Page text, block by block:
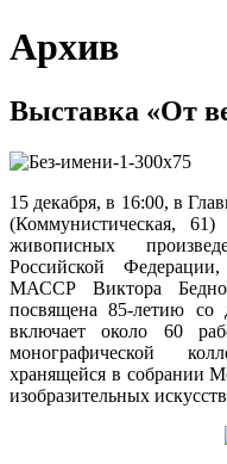
Архив
Выставка «От
15 декабря, в 16:00, в
(Коммунистическая, 61)
живописных
Российской
МАССР Виктора
посвящена 85-летию со
включает около 60
монографической
хранящейся в собрании
изобразительных